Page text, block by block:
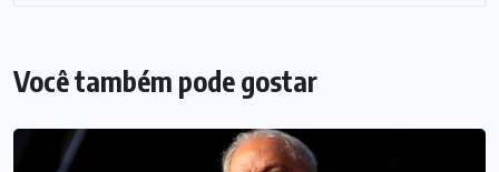
Você também pode gostar